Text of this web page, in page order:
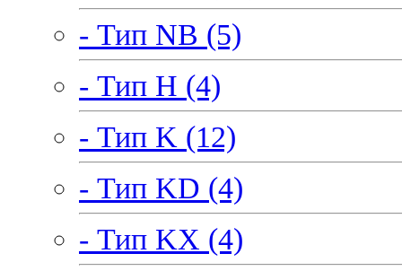
- Тип NB (5)
- Тип H (4)
- Тип K (12)
- Тип KD (4)
- Тип KX (4)